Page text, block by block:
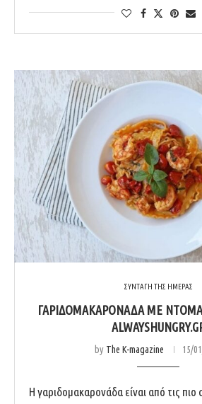
ΣΥΝΤΑΓΗ ΤΗΣ ΗΜΕΡΑΣ
ΓΑΡΙΔΟΜΑΚΑΡΟΝΑΔΑ ΜΕ
by The K-magazine 15/
Η γαριδομακαρονάδα είναι από τις πιο